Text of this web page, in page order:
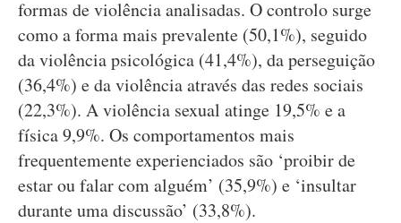
formas de violência analisadas. O controlo surge
como a forma mais prevalente (50,1%), seguido
da violência psicológica (41,4%), da perseguição
(36,4%) e da violência através das redes sociais
(22,3%). A violência sexual atinge 19,5% e a
física 9,9%. Os comportamentos mais
frequentemente experienciados são ‘proibir de
estar ou falar com alguém’ (35,9%) e ‘insultar
durante uma discussão’ (33,8%).